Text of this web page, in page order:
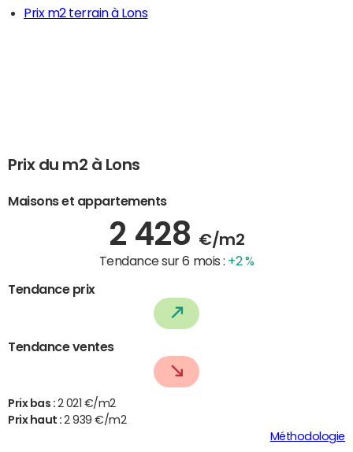
Prix m2 terrain à Lons
Prix du m2 à Lons
Maisons et appartements
2 428 €/m2
Tendance sur 6 mois : +2 %
Tendance prix
Tendance ventes
Prix bas : 2 021 €/m2
Prix haut :2 939 €/m2
Méthodologie